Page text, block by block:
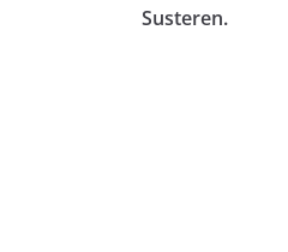
Susteren.